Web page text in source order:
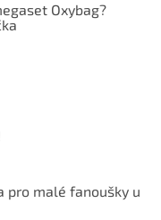
Oxybag?
pro malé fanoušky u